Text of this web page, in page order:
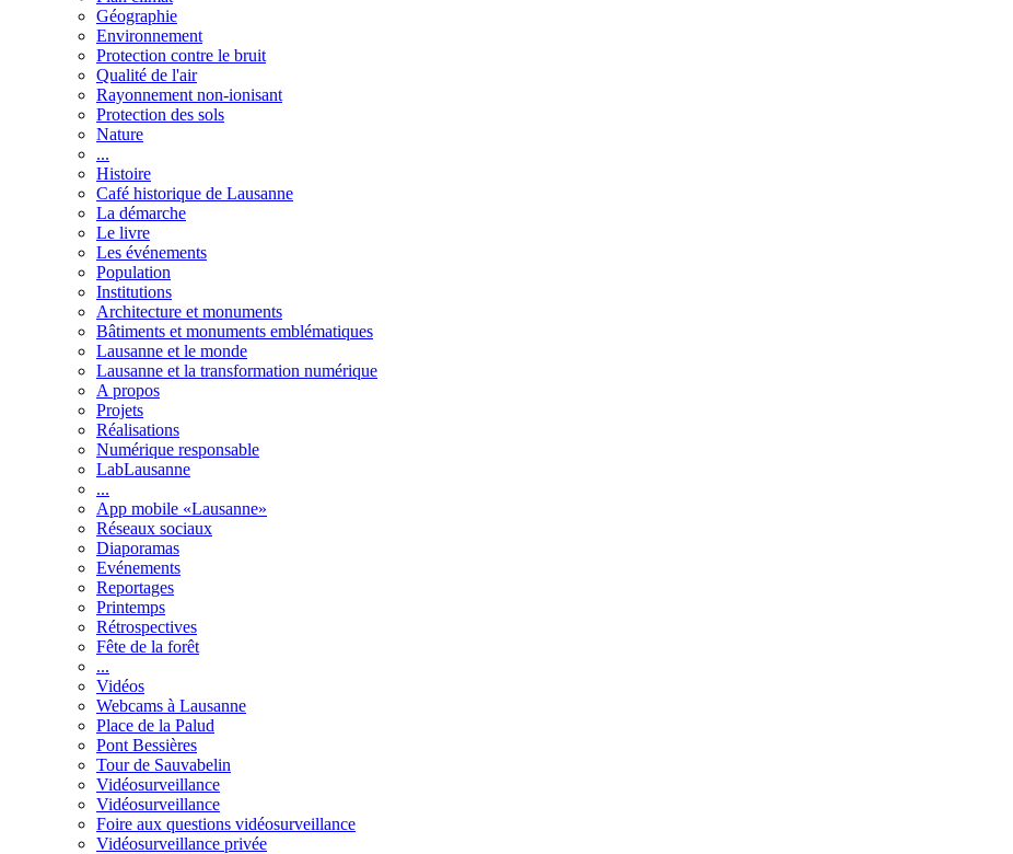
Géographie
Environnement
Protection contre le bruit
Qualité de l'air
Rayonnement non-ionisant
Protection des sols
Nature
...
Histoire
Café historique de Lausanne
La démarche
Le livre
Les événements
Population
Institutions
Architecture et monuments
Bâtiments et monuments emblématiques
Lausanne et le monde
Lausanne et la transformation numérique
A propos
Projets
Réalisations
Numérique responsable
LabLausanne
...
App mobile «Lausanne»
Réseaux sociaux
Diaporamas
Evénements
Reportages
Printemps
Rétrospectives
Fête de la forêt
...
Vidéos
Webcams à Lausanne
Place de la Palud
Pont Bessières
Tour de Sauvabelin
Vidéosurveillance
Vidéosurveillance
Foire aux questions vidéosurveillance
Vidéosurveillance privée